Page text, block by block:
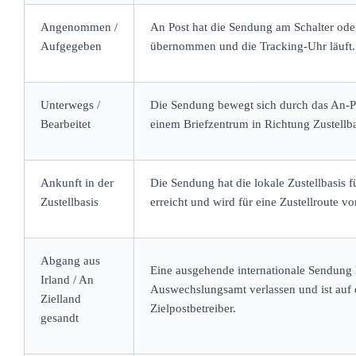
Angenommen /
Aufgegeben
An Post hat die Sendung am Schalter
übernommen und die Tracking-Uhr läuft.
Unterwegs /
Bearbeitet
Die Sendung bewegt sich durch das An-
einem Briefzentrum in Richtung
Ankunft in der
Zustellbasis
Die Sendung hat die lokale Zustellbasis
erreicht und wird für eine Zustellroute
Abgang aus
Irland / An
Zielland
gesandt
Eine ausgehende internationale Sendung
Auswechslungsamt verlassen und ist auf
Zielpostbetreiber.